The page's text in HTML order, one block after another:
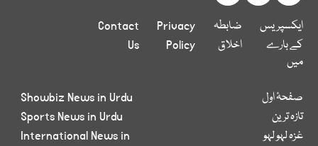
ایکسپریس
کے بارے
میں
ضابطہ
اخلاق
Privacy
Policy
Contact
Us
صفحۂ اول
تازہ ترین
غزہ لہو لہو
Showbiz News in Urdu
Sports News in Urdu
International News in